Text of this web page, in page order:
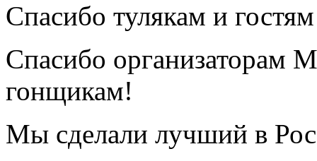
Спасибо тулякам и
Спасибо организаторам
гонщикам!
Мы сделали лучший в